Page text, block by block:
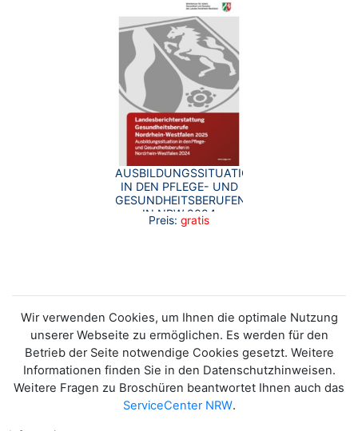
AUSBILDUNGSSITUATION
IN DEN PFLEGE- UND
GESUNDHEITSBERUFEN
IN NRW 2024
Preis: gratis
Wir verwenden Cookies, um Ihnen die optimale Nutzung
unserer Webseite zu ermöglichen. Es werden für den
Betrieb der Seite notwendige Cookies gesetzt. Weitere
Informationen finden Sie in den Datenschutzhinweisen.
Weitere Fragen zu Broschüren beantwortet Ihnen auch das
ServiceCenter NRW.